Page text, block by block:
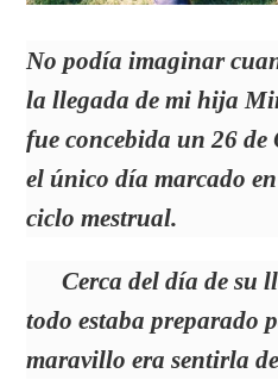
No podía imaginar
la llegada de mi hija
fue concebida un 26 de
el único día marcado
ciclo mestrual.
Cerca del día de su
todo estaba preparado
maravillo era sentirla